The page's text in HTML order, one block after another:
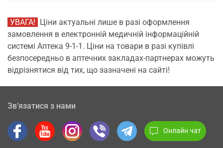
УВАГА! Ціни актуальні лише в разі оформлення
замовлення в електронній медичній інформаційній
системі Аптека 9-1-1. Ціни на товари в разі купівлі
безпосередньо в аптечних закладах-партнерах можуть
відрізнятися від тих, що зазначені на сайті!
Зв’язатися з нами
Онлайн чат